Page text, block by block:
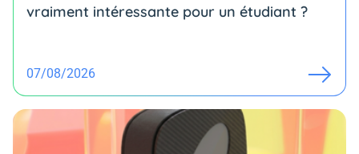
vraiment intéressante pour un étudiant ?
07/08/2026